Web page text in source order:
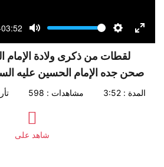
Volume
لقطات من ذكرى ولادة الإمام
صحن جده الإمام الحسين عليه
مشاهدات : 598 المدة : 3:52
شاهد على